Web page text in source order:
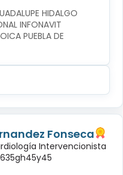
HIDALGO
INFONAVIT
PUEBLA DE
Fonseca
Intervencionista